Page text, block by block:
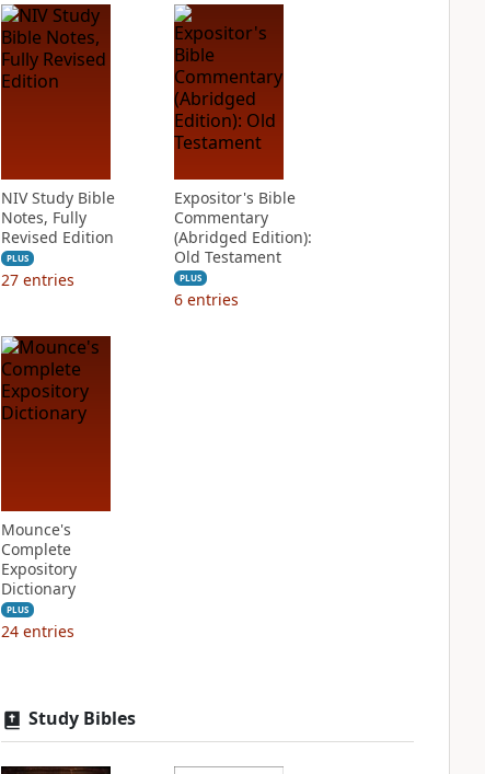
NIV Study Bible
Notes, Fully
Revised Edition
PLUS
27 entries
Expositor's Bible
Commentary
(Abridged Edition):
Old Testament
PLUS
6 entries
Mounce's
Complete
Expository
Dictionary
PLUS
24 entries
Study Bibles